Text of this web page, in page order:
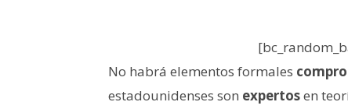
No habrá elementos formales
estadounidenses son expertosen